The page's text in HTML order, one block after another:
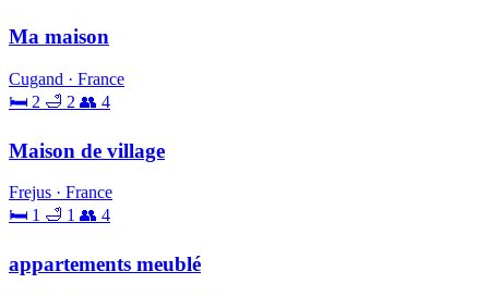
Ma maison
Cugand · France
🛏 2 🛁 2 👥 4
Maison de village
Frejus · France
🛏 1 🛁 1 👥 4
appartements meublé